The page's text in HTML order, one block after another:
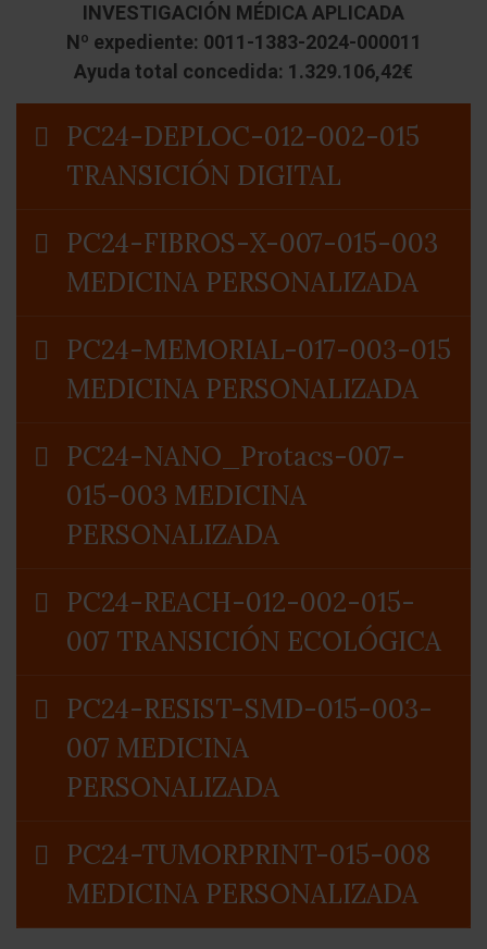
INVESTIGACIÓN MÉDICA APLICADA
Nº expediente: 0011-1383-2024-000011
Ayuda total concedida: 1.329.106,42€
PC24-DEPLOC-012-002-015
TRANSICIÓN DIGITAL
PC24-FIBROS-X-007-015-003
MEDICINA PERSONALIZADA
PC24-MEMORIAL-017-003-015
MEDICINA PERSONALIZADA
PC24-NANO_Protacs-007-
015-003 MEDICINA
PERSONALIZADA
PC24-REACH-012-002-015-
007 TRANSICIÓN ECOLÓGICA
PC24-RESIST-SMD-015-003-
007 MEDICINA
PERSONALIZADA
PC24-TUMORPRINT-015-008
MEDICINA PERSONALIZADA